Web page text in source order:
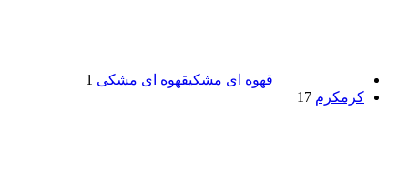
قهوه ای مشکیقهوه ای مشکی 1
کرمکرم 17